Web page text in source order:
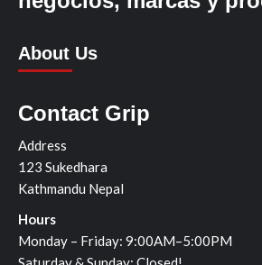
About Us
Contact Grip
Address
123 Sukedhara
Kathmandu Nepal
Hours
Monday – Friday: 9:00AM–5:00PM